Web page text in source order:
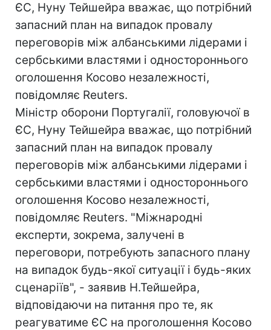
ЄС, Нуну Тейшейра вважає, що потрібний
запасний план на випадок провалу
переговорів між албанськими лідерами і
сербськими властями і одностороннього
оголошення Косово незалежності,
повідомляє Reuters.
Міністр оборони Португалії, головуючої в
ЄС, Нуну Тейшейра вважає, що потрібний
запасний план на випадок провалу
переговорів між албанськими лідерами і
сербськими властями і одностороннього
оголошення Косово незалежності,
повідомляє Reuters. "Міжнародні
експерти, зокрема, залучені в
переговори, потребують запасного плану
на випадок будь-якої ситуації і будь-яких
сценаріїв", - заявив Н.Тейшейра,
відповідаючи на питання про те, як
реагуватиме ЄС на проголошення Косово